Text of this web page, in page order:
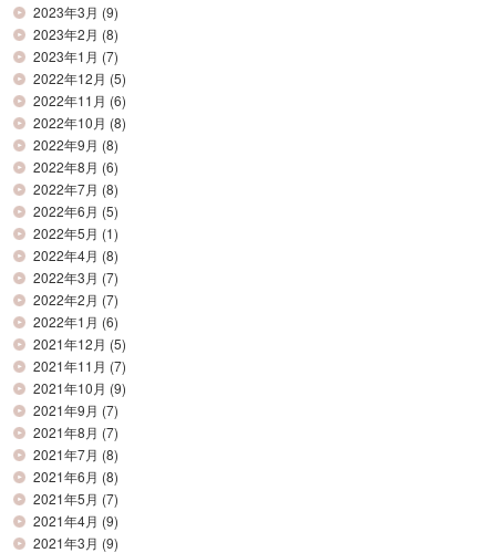
2023年3月 (9)
2023年2月 (8)
2023年1月 (7)
2022年12月 (5)
2022年11月 (6)
2022年10月 (8)
2022年9月 (8)
2022年8月 (6)
2022年7月 (8)
2022年6月 (5)
2022年5月 (1)
2022年4月 (8)
2022年3月 (7)
2022年2月 (7)
2022年1月 (6)
2021年12月 (5)
2021年11月 (7)
2021年10月 (9)
2021年9月 (7)
2021年8月 (7)
2021年7月 (8)
2021年6月 (8)
2021年5月 (7)
2021年4月 (9)
2021年3月 (9)